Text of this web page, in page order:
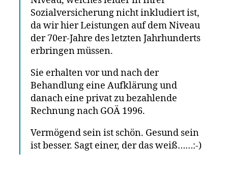
Sozialversicherung nicht inkludiert ist,
da wir hier Leistungen auf dem Niveau
der 70er-Jahre des letzten Jahrhunderts
erbringen müssen.
Sie erhalten vor und nach der
Behandlung eine Aufklärung und
danach eine privat zu bezahlende
Rechnung nach GOÄ 1996.
Vermögend sein ist schön. Gesund sein
ist besser. Sagt einer, der das weiß……:-)